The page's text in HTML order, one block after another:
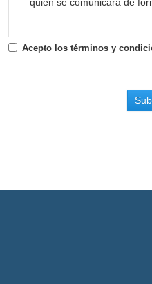
Acepto los términos y